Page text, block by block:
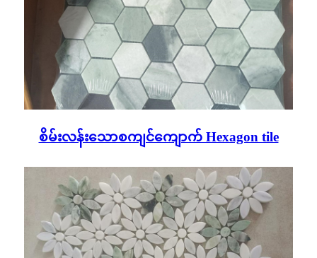
စိမ်းလန်းသောစကျင်ကျောက် Hexagon tile